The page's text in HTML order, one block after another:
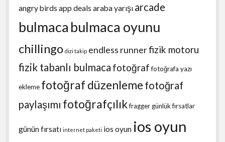
angry birds app deals araba yarışı arcade
bulmaca bulmaca oyunu
chillingo dizi takip endless runnerfizik motoru
fizik tabanlı bulmaca fotoğraf fotoğrafa yazı
ekleme fotoğraf düzenleme fotoğraf
paylaşımı fotoğrafçılıkfraggergünlük fırsatlar
günün fırsatı internet paketi ios oyun ios oyun